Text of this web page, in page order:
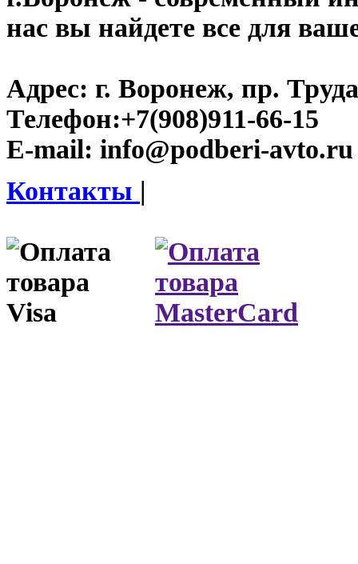
нас вы найдете все для
Адрес: г. Воронеж, пр.
Телефон:+7(908)911-66-15
E-mail: info@podberi-avto.ru
Контакты |